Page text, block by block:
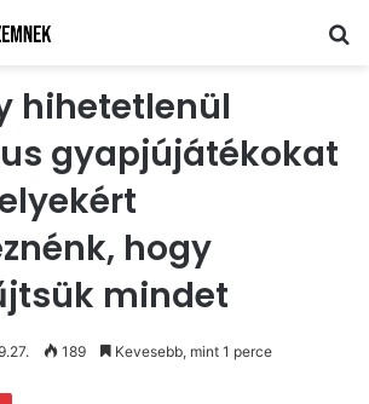
hihetetlenül
gyapjújátékokat
hogy
mindet
189 Kevesebb, mint 1 perce
Pinterest